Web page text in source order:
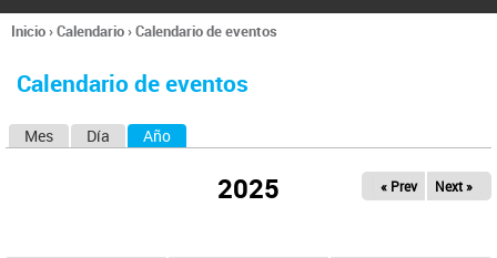
l
Se
usted
Inicio›Calendario›Calendario de eventos
Calendario de eventos
Mes Día Año
2025 « Prev Next »